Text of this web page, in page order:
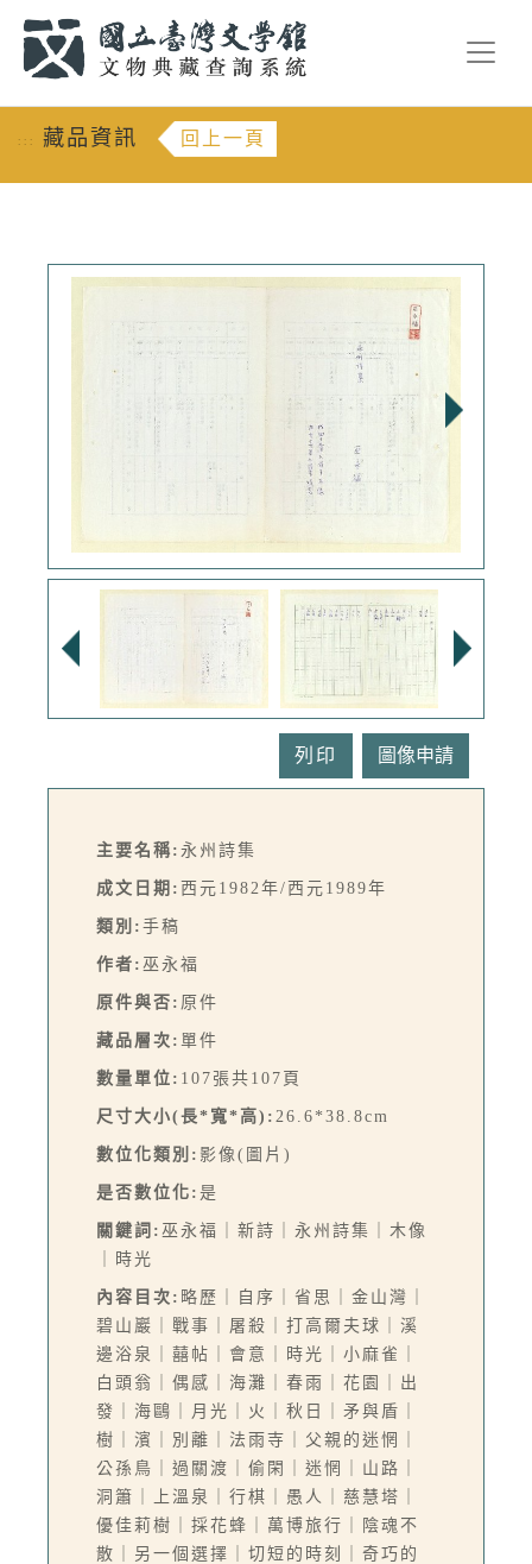
::: 藏品資訊 回上一頁
列印
主要名稱: 永州詩集
成文日期: 西元1982年/西元1989年
類別: 手稿
作者: 巫永福
原件與否: 原件
藏品層次: 單件
數量單位: 107張共107頁
尺寸大小(長*寬*高): 26.6*38.8cm
數位化類別: 影像(圖片)
是否數位化: 是
關鍵詞: 巫永福｜新詩｜永州詩集｜木像
｜時光
內容目次: 略歷｜自序｜省思｜金山灣｜
碧山巖｜戰事｜屠殺｜打高爾夫球｜溪
邊浴泉｜囍帖｜會意｜時光｜小麻雀｜
白頭翁｜偶感｜海灘｜春雨｜花園｜出
發｜海鷗｜月光｜火｜秋日｜矛與盾｜
樹｜濱｜別離｜法雨寺｜父親的迷惘｜
公孫鳥｜過關渡｜偷閑｜迷惘｜山路｜
洞簫｜上溫泉｜行棋｜愚人｜慈慧塔｜
優佳莉樹｜採花蜂｜萬博旅行｜陰魂不
散｜另一個選擇｜切短的時刻｜奇巧的